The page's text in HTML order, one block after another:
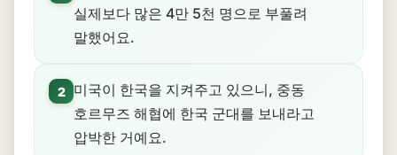
실제보다 많은 4만 5천 명으로 부풀려
말했어요.
2
미국이 한국을 지켜주고 있으니, 중동
호르무즈 해협에 한국 군대를 보내라고
압박한 거예요.